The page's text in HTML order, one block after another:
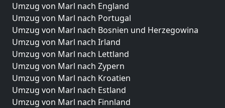
Umzug von Marl nach England
Umzug von Marl nach Portugal
Umzug von Marl nach Bosnien und Herzegowina
Umzug von Marl nach Irland
Umzug von Marl nach Lettland
Umzug von Marl nach Zypern
Umzug von Marl nach Kroatien
Umzug von Marl nach Estland
Umzug von Marl nach Finnland